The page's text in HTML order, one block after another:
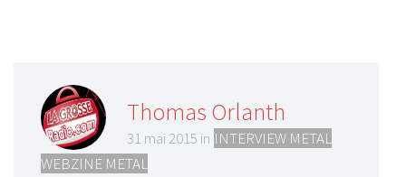
Thomas Orlanth
31 mai 2015 in INTERVIEW METAL
WEBZINE METAL